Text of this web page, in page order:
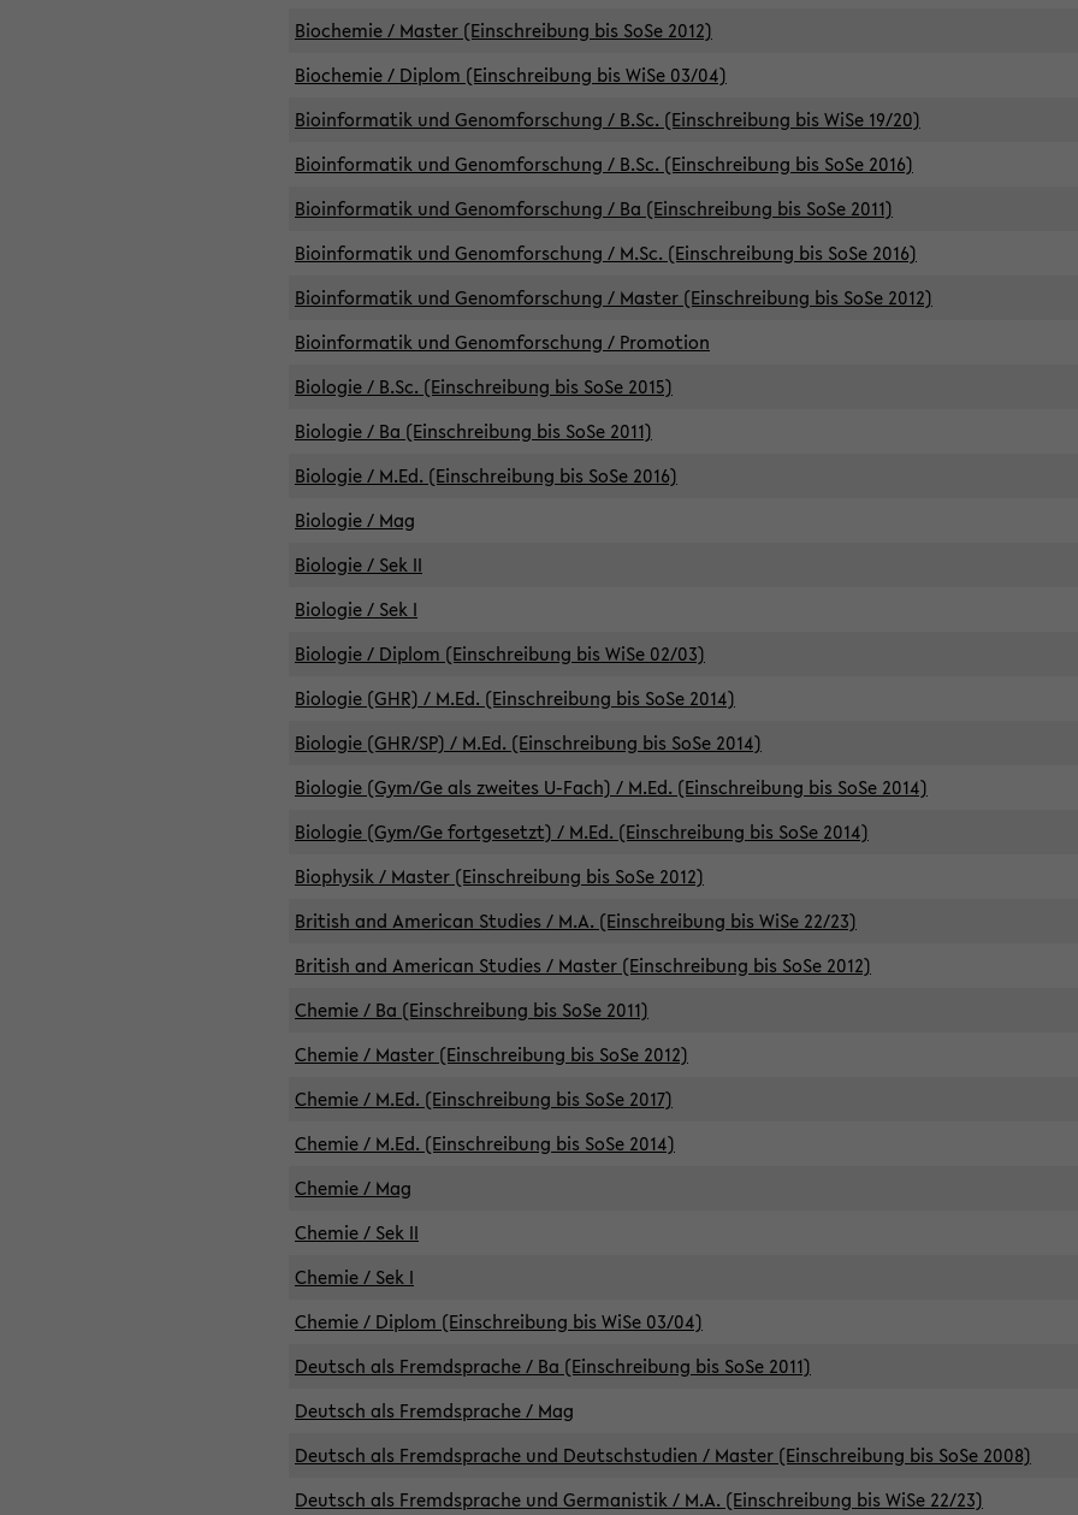
Biochemie / Master (Einschreibung bis SoSe 2012)
Biochemie / Diplom (Einschreibung bis WiSe 03/04)
Bioinformatik und Genomforschung / B.Sc. (Einschreibung bis WiSe 19/20)
Bioinformatik und Genomforschung / B.Sc. (Einschreibung bis SoSe 2016)
Bioinformatik und Genomforschung / Ba (Einschreibung bis SoSe 2011)
Bioinformatik und Genomforschung / M.Sc. (Einschreibung bis SoSe 2016)
Bioinformatik und Genomforschung / Master (Einschreibung bis SoSe 2012)
Bioinformatik und Genomforschung / Promotion
Biologie / B.Sc. (Einschreibung bis SoSe 2015)
Biologie / Ba (Einschreibung bis SoSe 2011)
Biologie / M.Ed. (Einschreibung bis SoSe 2016)
Biologie / Mag
Biologie / Sek II
Biologie / Sek I
Biologie / Diplom (Einschreibung bis WiSe 02/03)
Biologie (GHR) / M.Ed. (Einschreibung bis SoSe 2014)
Biologie (GHR/SP) / M.Ed. (Einschreibung bis SoSe 2014)
Biologie (Gym/Ge als zweites U-Fach) / M.Ed. (Einschreibung bis SoSe 2014)
Biologie (Gym/Ge fortgesetzt) / M.Ed. (Einschreibung bis SoSe 2014)
Biophysik / Master (Einschreibung bis SoSe 2012)
British and American Studies / M.A. (Einschreibung bis WiSe 22/23)
British and American Studies / Master (Einschreibung bis SoSe 2012)
Chemie / Ba (Einschreibung bis SoSe 2011)
Chemie / Master (Einschreibung bis SoSe 2012)
Chemie / M.Ed. (Einschreibung bis SoSe 2017)
Chemie / M.Ed. (Einschreibung bis SoSe 2014)
Chemie / Mag
Chemie / Sek II
Chemie / Sek I
Chemie / Diplom (Einschreibung bis WiSe 03/04)
Deutsch als Fremdsprache / Ba (Einschreibung bis SoSe 2011)
Deutsch als Fremdsprache / Mag
Deutsch als Fremdsprache und Deutschstudien / Master (Einschreibung bis SoSe 2008)
Deutsch als Fremdsprache und Germanistik / M.A. (Einschreibung bis WiSe 22/23)